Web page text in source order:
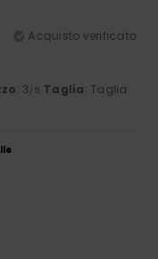
Acquisto verificato
: 3/5 Taglia: Taglia